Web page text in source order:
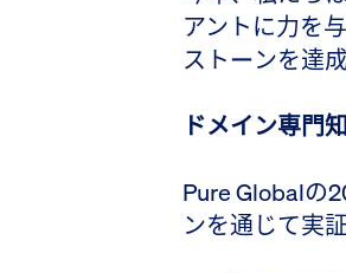
アントに力を
ストーンを達
ドメイン専門
Pure Globalの
ンを通じて実